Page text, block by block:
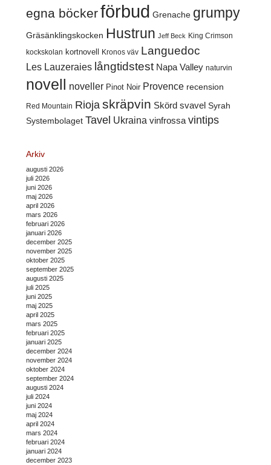
egna böckerförbud Grenache grumpy
Gräsänklingskocken Hustrun Jeff Beck King Crimson
kockskolan kortnovell Kronos väv Languedoc
Les Lauzeraies långtidstest Napa Valley naturvin
novell noveller Pinot Noir Provence recension
Red Mountain Rioja skräpvin Skörd svavel Syrah
Systembolaget Tavel Ukraina vinfrossa vintips
Arkiv
augusti 2026
juli 2026
juni 2026
maj 2026
april 2026
mars 2026
februari 2026
januari 2026
december 2025
november 2025
oktober 2025
september 2025
augusti 2025
juli 2025
juni 2025
maj 2025
april 2025
mars 2025
februari 2025
januari 2025
december 2024
november 2024
oktober 2024
september 2024
augusti 2024
juli 2024
juni 2024
maj 2024
april 2024
mars 2024
februari 2024
januari 2024
december 2023